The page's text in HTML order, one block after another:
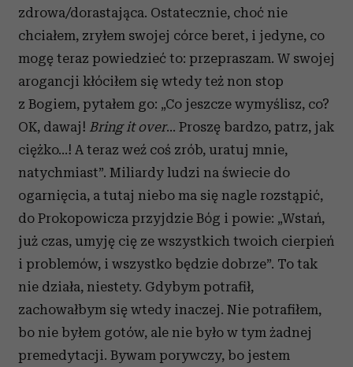
zdrowa/dorastająca. Ostatecznie, choć nie
chciałem, zryłem swojej córce beret, i jedyne, co
mogę teraz powiedzieć to: przepraszam. W swojej
arogancji kłóciłem się wtedy też non stop
z Bogiem, pytałem go: „Co jeszcze wymyślisz, co?
OK, dawaj! Bring it over... Proszę bardzo, patrz, jak
ciężko...! A teraz weź coś zrób, uratuj mnie,
natychmiast”. Miliardy ludzi na świecie do
ogarnięcia, a tutaj niebo ma się nagle rozstąpić,
do Prokopowicza przyjdzie Bóg i powie: „Wstań,
już czas, umyję cię ze wszystkich twoich cierpień
i problemów, i wszystko będzie dobrze”. To tak
nie działa, niestety. Gdybym potrafił,
zachowałbym się wtedy inaczej. Nie potrafiłem,
bo nie byłem gotów, ale nie było w tym żadnej
premedytacji. Bywam porywczy, bo jestem